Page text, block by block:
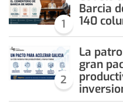
1
Barcia
140
2
La
gran